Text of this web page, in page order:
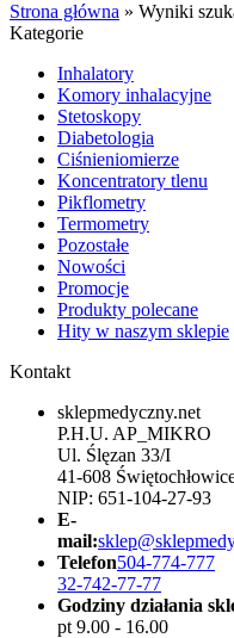
Strona główna » Wyniki
Kategorie
Inhalatory
Komory inhalacyjne
Stetoskopy
Diabetologia
Ciśnieniomierze
Koncentratory tlenu
Pikflometry
Termometry
Pozostałe
Nowości
Promocje
Produkty polecane
Hity w naszym sklepie
Kontakt
sklepmedyczny.net
P.H.U. AP_MIKRO
Ul. Ślęzan 33/I
41-608
NIP: 651-104-27-93
E-
mail:
Telefon504-774-777
32-742-77-77
Godziny działania
pt 9.00 - 16.00